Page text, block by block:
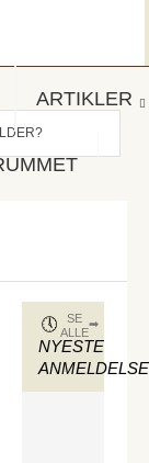
ARTIKLER
NYESTE
SE
ALLE